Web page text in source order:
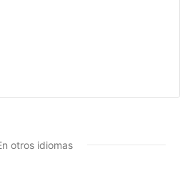
otros idiomas